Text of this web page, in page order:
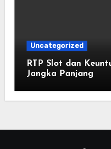
Uncategorized
RTP Slot dan
Jangka Panjang